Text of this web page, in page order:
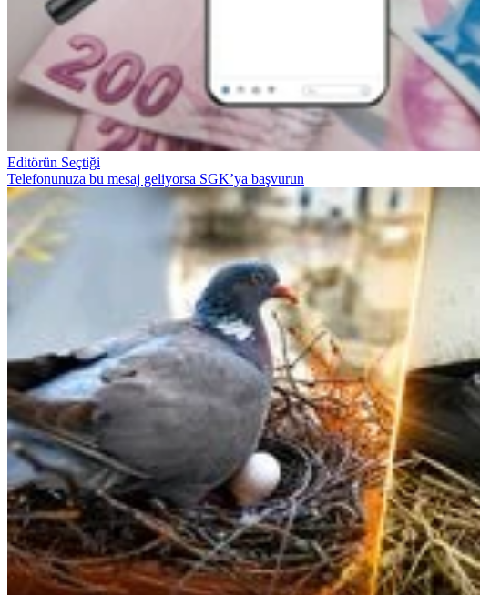
Editörün Seçtiği
Telefonunuza bu mesaj geliyorsa SGK’ya başvurun